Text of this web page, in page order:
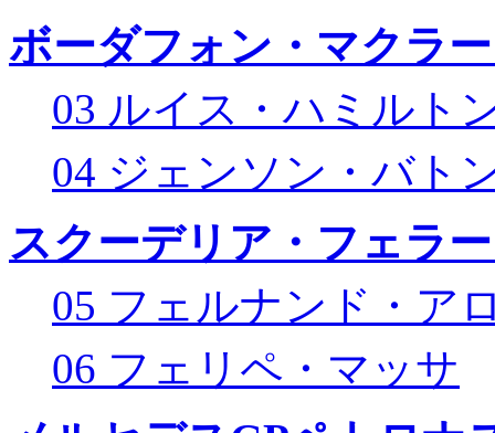
ボーダフォン・マクラ
03 ルイス・ハミルト
04 ジェンソン・バト
スクーデリア・フェラ
05 フェルナンド・ア
06 フェリペ・マッサ